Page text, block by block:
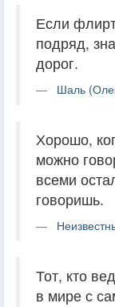
Если
подряд,
дорог.
Шаль
Хорошо,
можно
всеми
говоришь.
Тот, кто
в мире с